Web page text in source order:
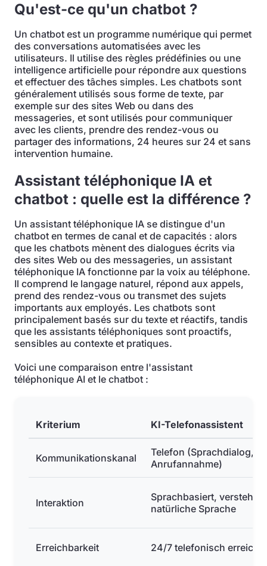
Qu'est-ce qu'un chatbot ?
Un chatbot est un programme numérique qui permet
des conversations automatisées avec les
utilisateurs. Il utilise des règles prédéfinies ou une
intelligence artificielle pour répondre aux questions
et effectuer des tâches simples. Les chatbots sont
généralement utilisés sous forme de texte, par
exemple sur des sites Web ou dans des
messageries, et sont utilisés pour communiquer
avec les clients, prendre des rendez-vous ou
partager des informations, 24 heures sur 24 et sans
intervention humaine.
Assistant téléphonique IA et
chatbot : quelle est la différence ?
Un assistant téléphonique IA se distingue d'un
chatbot en termes de canal et de capacités : alors
que les chatbots mènent des dialogues écrits via
des sites Web ou des messageries, un assistant
téléphonique IA fonctionne par la voix au téléphone.
Il comprend le langage naturel, répond aux appels,
prend des rendez-vous ou transmet des sujets
importants aux employés. Les chatbots sont
principalement basés sur du texte et réactifs, tandis
que les assistants téléphoniques sont proactifs,
sensibles au contexte et pratiques.
Voici une comparaison entre l'assistant
téléphonique AI et le chatbot :
Kriterium KI-Telefonassistent
Kommunikationskanal
Telefon (Sprachdialog,
Anrufannahme)
Interaktion
Sprachbasiert, versteht
natürliche Sprache
Erreichbarkeit 24/7 telefonisch